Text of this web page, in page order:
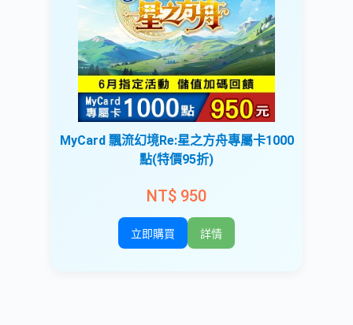
MyCard 飄流幻境Re:星之方舟專屬卡1000
點(特價95折)
NT$ 950
立即購買 詳情